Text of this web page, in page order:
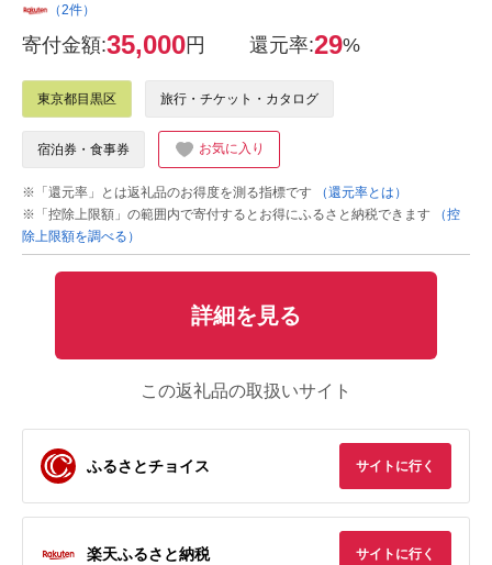
（2件）
寄付金額:35,000円 還元率:29%
東京都目黒区 旅行・チケット・カタログ
宿泊券・食事券 お気に入り
※「還元率」とは返礼品のお得度を測る指標です
（還元率とは）
※「控除上限額」の範囲内で寄付するとお得にふるさと納税できます
（控
除上限額を調べる）
詳細を見る
この返礼品の取扱いサイト
ふるさとチョイス サイトに行く
楽天ふるさと納税 サイトに行く